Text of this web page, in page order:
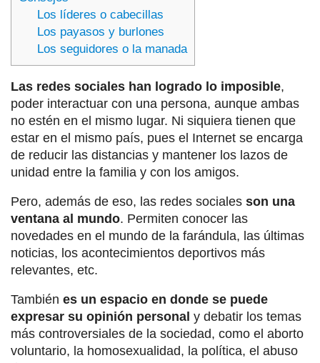
Los líderes o cabecillas
Los payasos y burlones
Los seguidores o la manada
Las redes sociales han logrado lo imposible,
poder interactuar con una persona, aunque ambas
no estén en el mismo lugar. Ni siquiera tienen que
estar en el mismo país, pues el Internet se encarga
de reducir las distancias y mantener los lazos de
unidad entre la familia y con los amigos.
Pero, además de eso, las redes sociales son una
ventana al mundo. Permiten conocer las
novedades en el mundo de la farándula, las últimas
noticias, los acontecimientos deportivos más
relevantes, etc.
También es un espacio en donde se puede
expresar su opinión personal y debatir los temas
más controversiales de la sociedad, como el aborto
voluntario, la homosexualidad, la política, el abuso